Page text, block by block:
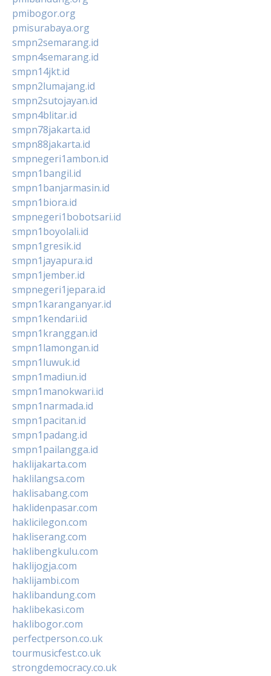
pmibogor.org
pmisurabaya.org
smpn2semarang.id
smpn4semarang.id
smpn14jkt.id
smpn2lumajang.id
smpn2sutojayan.id
smpn4blitar.id
smpn78jakarta.id
smpn88jakarta.id
smpnegeri1ambon.id
smpn1bangil.id
smpn1banjarmasin.id
smpn1biora.id
smpnegeri1bobotsari.id
smpn1boyolali.id
smpn1gresik.id
smpn1jayapura.id
smpn1jember.id
smpnegeri1jepara.id
smpn1karanganyar.id
smpn1kendari.id
smpn1kranggan.id
smpn1lamongan.id
smpn1luwuk.id
smpn1madiun.id
smpn1manokwari.id
smpn1narmada.id
smpn1pacitan.id
smpn1padang.id
smpn1pailangga.id
haklijakarta.com
haklilangsa.com
haklisabang.com
haklidenpasar.com
haklicilegon.com
hakliserang.com
haklibengkulu.com
haklijogja.com
haklijambi.com
haklibandung.com
haklibekasi.com
haklibogor.com
perfectperson.co.uk
tourmusicfest.co.uk
strongdemocracy.co.uk